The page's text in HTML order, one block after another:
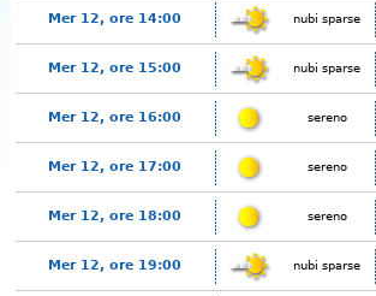
Mer 12, ore 14:00 nubi sparse
Mer 12, ore 15:00 nubi sparse
Mer 12, ore 16:00 sereno
Mer 12, ore 17:00 sereno
Mer 12, ore 18:00 sereno
Mer 12, ore 19:00 nubi sparse